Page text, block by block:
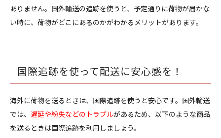
ありません。国外輸送の追跡を使うと、予定通りに荷物が届かな
い時に、荷物がどこにあるのかがわかるメリットがあります。
国際追跡を使って配送に安心感を！
海外に荷物を送るときは、国際追跡を使うと安心です。国外輸送
では、 遅延や紛失などのトラブルがあるため、以下のような商品
を送るときは国際追跡を利用しましょう。